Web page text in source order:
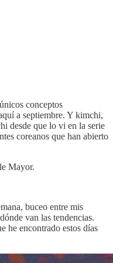
conceptos
a septiembre. Y kimchi,
desde que lo vi en la serie
coreanos que han abierto
Mayor.
buceo entre mis
van las tendencias.
he encontrado estos días